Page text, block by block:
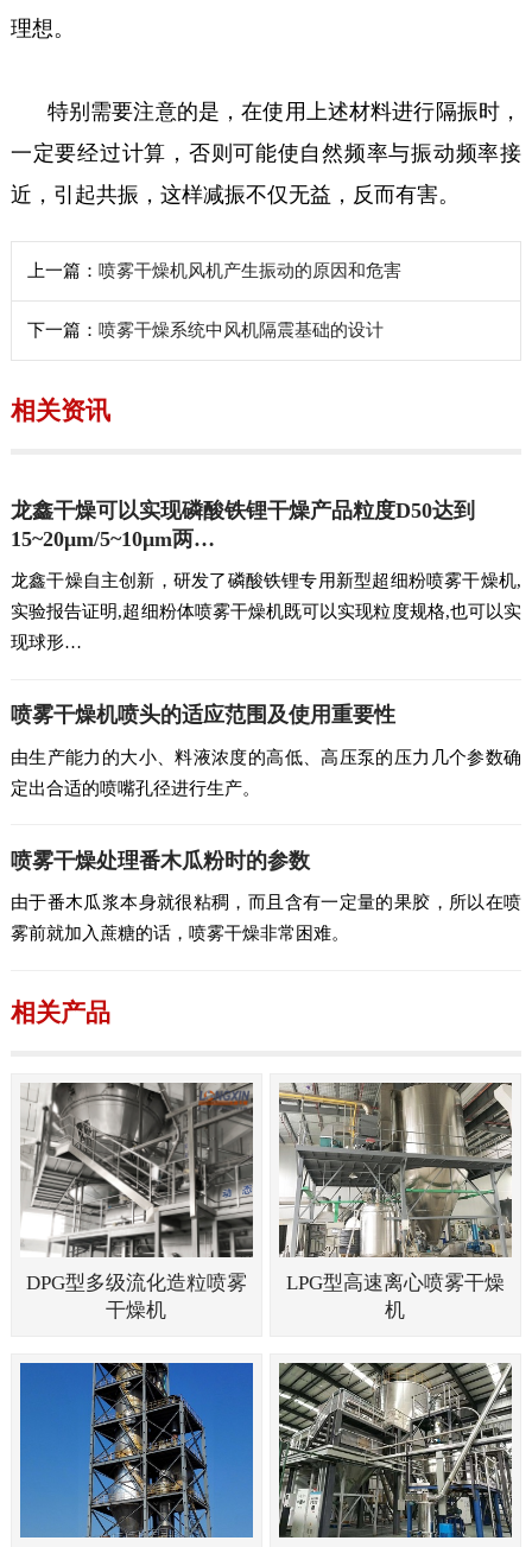
理想。
特别需要注意的是，在使用上述材料进行隔振时，
一定要经过计算，否则可能使自然频率与振动频率接
近，引起共振，这样减振不仅无益，反而有害。
上一篇： 喷雾干燥机风机产生振动的原因和危害
下一篇： 喷雾干燥系统中风机隔震基础的设计
相关资讯
龙鑫干燥可以实现磷酸铁锂干燥产品粒度D50达到
15~20μm/5~10μm两…
龙鑫干燥自主创新，研发了磷酸铁锂专用新型超细粉喷雾干燥机,
实验报告证明,超细粉体喷雾干燥机既可以实现粒度规格,也可以实
现球形…
喷雾干燥机喷头的适应范围及使用重要性
由生产能力的大小、料液浓度的高低、高压泵的压力几个参数确
定出合适的喷嘴孔径进行生产。
喷雾干燥处理番木瓜粉时的参数
由于番木瓜浆本身就很粘稠，而且含有一定量的果胶，所以在喷
雾前就加入蔗糖的话，喷雾干燥非常困难。
相关产品
DPG型多级流化造粒喷雾
干燥机
LPG型高速离心喷雾干燥
机